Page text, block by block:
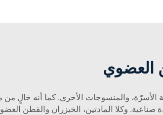
العضوي
الأسرّة، والمنسوجات الأخرى. كما أنه خالٍ
وكلا المادتين، الخيزران والقطن